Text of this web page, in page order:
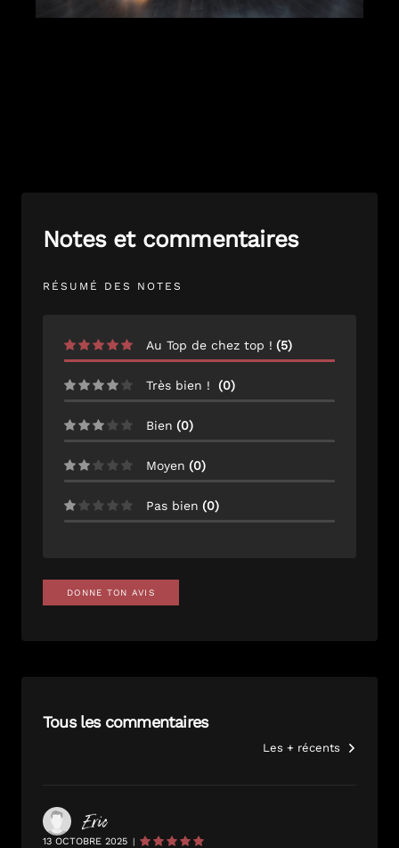
Notes et commentaires
RÉSUMÉ DES NOTES
Au Top de chez top ! (5)
Très bien ! (0)
Bien (0)
Moyen (0)
Pas bien (0)
DONNE TON AVIS
Tous les commentaires
Les + récents
Eric
13 OCTOBRE 2025 |